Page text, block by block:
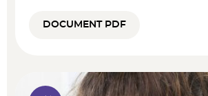
DOCUMENT PDF